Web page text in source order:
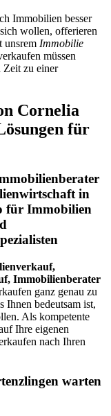
Immobilien besser
wollen, offerieren
unsrem Immobilie
müssen
Zeit zu einer
Cornelia
für
in
für Immobilien
Immobilienberater
ganz genau zu
Ihnen bedeutsam ist,
Als kompetente
Ihre eigenen
nach Ihren
warten